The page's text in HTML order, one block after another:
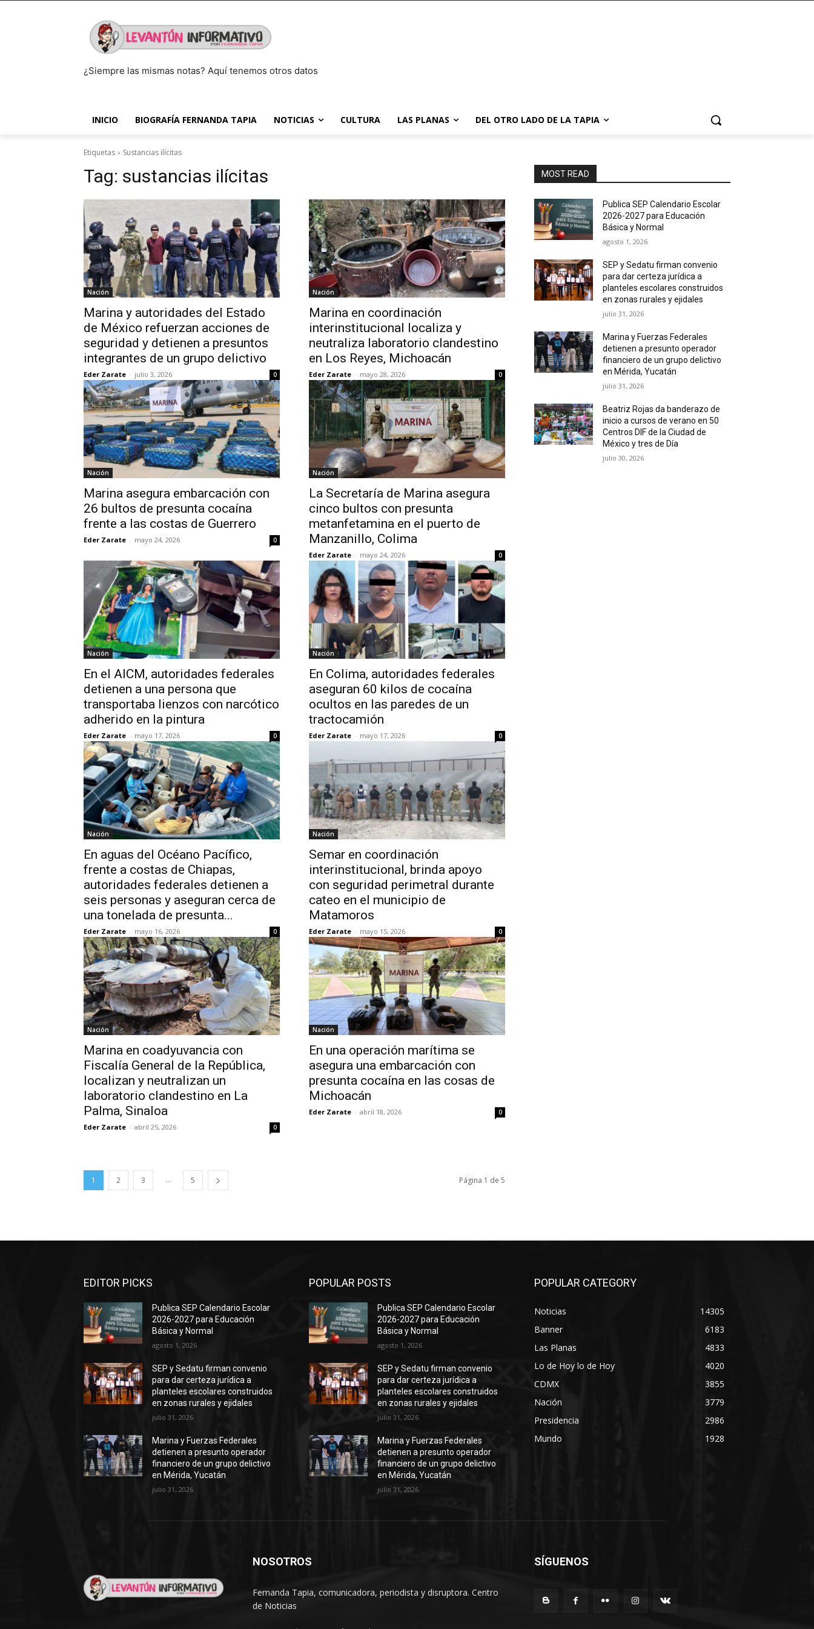
¿Siempre las mismas notas? Aquí tenemos otros datos
INICIO BIOGRAFÍA FERNANDA TAPIA NOTICIAS CULTURA LAS PLANAS DEL OTRO LADO DE LA TAPIA
Etiquetas Sustancias ilícitas
Tag: sustancias ilícitas
Nación
Marina y autoridades del Estado
de México refuerzan acciones de
seguridad y detienen a presuntos
integrantes de un grupo delictivo
Eder Zarate - julio 3, 2026 0
Nación
Marina en coordinación
interinstitucional localiza y
neutraliza laboratorio clandestino
en Los Reyes, Michoacán
Eder Zarate - mayo 28, 2026 0
Nación
Marina asegura embarcación con
26 bultos de presunta cocaína
frente a las costas de Guerrero
Eder Zarate - mayo 24, 2026 0
Nación
La Secretaría de Marina asegura
cinco bultos con presunta
metanfetamina en el puerto de
Manzanillo, Colima
Eder Zarate - mayo 24, 2026 0
Nación
En el AICM, autoridades federales
detienen a una persona que
transportaba lienzos con narcótico
adherido en la pintura
Eder Zarate - mayo 17, 2026 0
Nación
En Colima, autoridades federales
aseguran 60 kilos de cocaína
ocultos en las paredes de un
tractocamión
Eder Zarate - mayo 17, 2026 0
Nación
En aguas del Océano Pacífico,
frente a costas de Chiapas,
autoridades federales detienen a
seis personas y aseguran cerca de
una tonelada de presunta...
Eder Zarate - mayo 16, 2026 0
Nación
Semar en coordinación
interinstitucional, brinda apoyo
con seguridad perimetral durante
cateo en el municipio de
Matamoros
Eder Zarate - mayo 15, 2026 0
Nación
Marina en coadyuvancia con
Fiscalía General de la República,
localizan y neutralizan un
laboratorio clandestino en La
Palma, Sinaloa
Eder Zarate - abril 25, 2026 0
Nación
En una operación marítima se
asegura una embarcación con
presunta cocaína en las cosas de
Michoacán
Eder Zarate - abril 18, 2026 0
1 2 3 ... 5 Página 1 de 5
MOST READ
Publica SEP Calendario Escolar
2026-2027 para Educación
Básica y Normal
agosto 1, 2026
SEP y Sedatu firman convenio
para dar certeza jurídica a
planteles escolares construidos
en zonas rurales y ejidales
julio 31, 2026
Marina y Fuerzas Federales
detienen a presunto operador
financiero de un grupo delictivo
en Mérida, Yucatán
julio 31, 2026
Beatriz Rojas da banderazo de
inicio a cursos de verano en 50
Centros DIF de la Ciudad de
México y tres de Día
julio 30, 2026
EDITOR PICKS
Publica SEP Calendario Escolar
2026-2027 para Educación
Básica y Normal
agosto 1, 2026
SEP y Sedatu firman convenio
para dar certeza jurídica a
planteles escolares construidos
en zonas rurales y ejidales
julio 31, 2026
Marina y Fuerzas Federales
detienen a presunto operador
financiero de un grupo delictivo
en Mérida, Yucatán
julio 31, 2026
POPULAR POSTS
Publica SEP Calendario Escolar
2026-2027 para Educación
Básica y Normal
agosto 1, 2026
SEP y Sedatu firman convenio
para dar certeza jurídica a
planteles escolares construidos
en zonas rurales y ejidales
julio 31, 2026
Marina y Fuerzas Federales
detienen a presunto operador
financiero de un grupo delictivo
en Mérida, Yucatán
julio 31, 2026
POPULAR CATEGORY
Noticias
14305
Banner
6183
Las Planas
4833
Lo de Hoy lo de Hoy
4020
CDMX
3855
Nación
3779
Presidencia
2986
Mundo
1928
NOSOTROS
Fernanda Tapia, comunicadora, periodista y disruptora. Centro
de Noticias
SÍGUENOS